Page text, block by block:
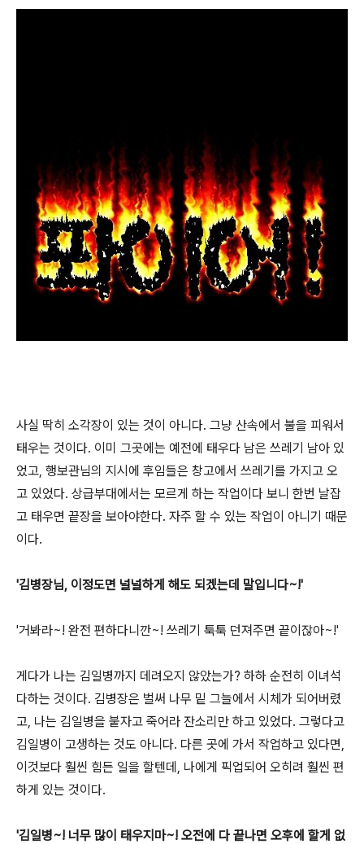
사실 딱히 소각장이 있는 것이 아니다. 그냥 산속에서 불을 피워서
태우는 것이다. 이미 그곳에는 예전에 태우다 남은 쓰레기 남아 있
었고, 행보관님의 지시에 후임들은 창고에서 쓰레기를 가지고 오
고 있었다. 상급부대에서는 모르게 하는 작업이다 보니 한번 날잡
고 태우면 끝장을 보아야한다. 자주 할 수 있는 작업이 아니기 때문
이다.
'김병장님, 이정도면 널널하게 해도 되겠는데 말입니다~!'
'거봐라~! 완전 편하다니깐~! 쓰레기 툭툭 던져주면 끝이잖아~!'
게다가 나는 김일병까지 데려오지 않았는가? 하하 순전히 이녀석
다하는 것이다. 김병장은 벌써 나무 밑 그늘에서 시체가 되어버렸
고, 나는 김일병을 붙자고 죽어라 잔소리만 하고 있었다. 그렇다고
김일병이 고생하는 것도 아니다. 다른 곳에 가서 작업하고 있다면,
이것보다 훨씬 힘든 일을 할텐데, 나에게 픽업되어 오히려 훨씬 편
하게 있는 것이다.
'김일병~! 너무 많이 태우지마~! 오전에 다 끝나면 오후에 할게 없